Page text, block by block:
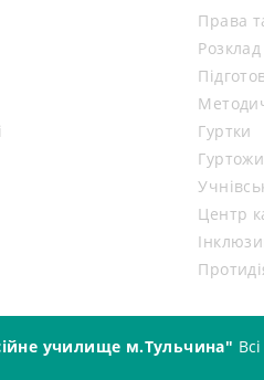
Права
Гуртки
Центр
училище м.Тульчина"